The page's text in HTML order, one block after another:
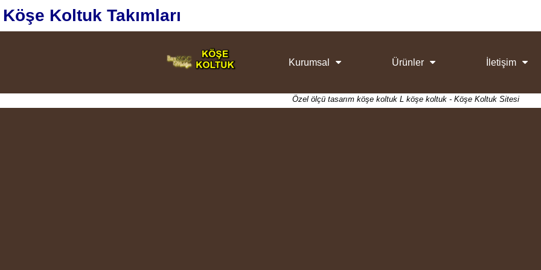
Köşe Koltuk Takımları
Kurumsal Ürünler İletişim
Özel ölçü tasarım köşe koltuk L köşe koltuk - Köşe Koltuk Sitesi